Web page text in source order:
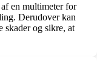
en multimeter for
Derudover kan
skader og sikre, at